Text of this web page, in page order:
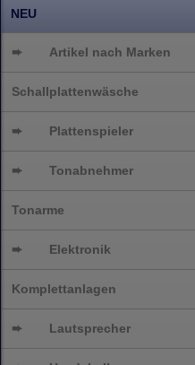
NEU
➨ Artikel nach Marken
Schallplattenwäsche
➨ Plattenspieler
➨ Tonabnehmer
Tonarme
➨ Elektronik
Komplettanlagen
➨ Lautsprecher